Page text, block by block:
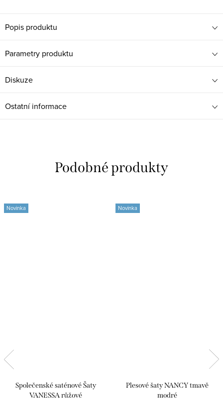
Popis produktu
Parametry produktu
Diskuze
Ostatní informace
Novinka
Společenské saténové Šaty
VANESSA růžové
Novinka
Plesové šaty NANCY tmavě
modré